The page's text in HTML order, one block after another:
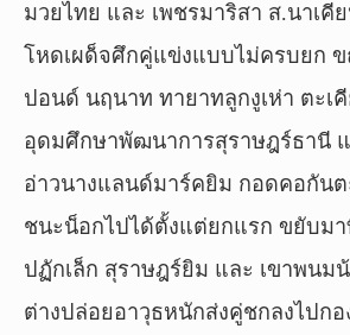
มวยไทย และ เพชรมาริสา ส.นาเคี
โหดเผด็จศึกคู่แข่งแบบไม่ครบยก
ปอนด์ นฤนาท ทายาทลูกงูเห่า ตะเ
อุดมศึกษาพัฒนาการสุราษฎร์ธานี
อ่าวนางแลนด์มาร์คยิม กอดคอกัน
ชนะน็อกไปได้ตั้งแต่ยกแรก ขยับม
ปฏักเล็ก สุราษฎร์ยิม และ เขาพนม
ต่างปล่อยอาวุธหนักส่งคู่ชกลงไปก